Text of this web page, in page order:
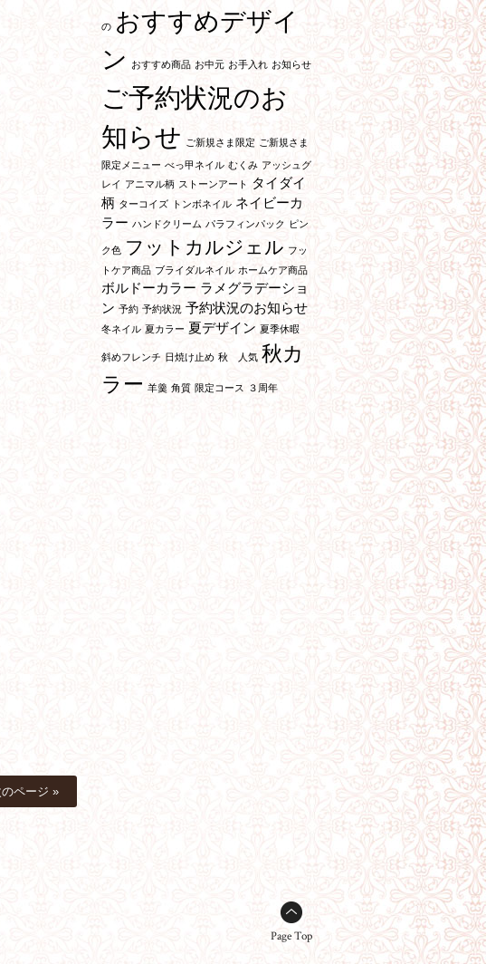
のページ »
の おすすめデザイ
ン
おすすめ商品 お中元 お手入れ お知らせ
ご予約状況のお
知らせ
ご新規さま限定 ご新規さま
限定メニュー べっ甲ネイル むくみ アッシュグ
レイ アニマル柄 ストーンアート
タイダイ
柄 ターコイズ トンボネイル ネイビーカ
ラー ハンドクリーム パラフィンパック ピン
ク色 フットカルジェル フッ
トケア商品 ブライダルネイル ホームケア商品
ボルドーカラー ラメグラデーショ
ン 予約 予約状況 予約状況のお知らせ
冬ネイル 夏カラー 夏デザイン 夏季休暇
斜めフレンチ 日焼け止め 秋 人気 秋カ
ラー 羊羹 角質 限定コース ３周年
Page Top